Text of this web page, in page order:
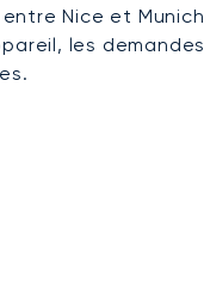
Nice et
les